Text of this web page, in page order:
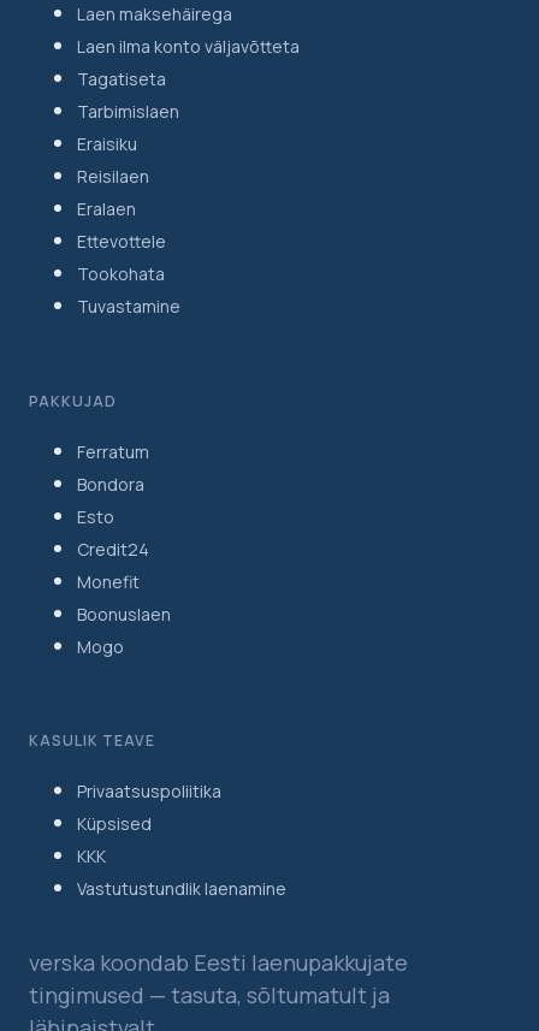
Laen maksehäirega
Laen ilma konto väljavõtteta
Tagatiseta
Tarbimislaen
Eraisiku
Reisilaen
Eralaen
Ettevottele
Tookohata
Tuvastamine
PAKKUJAD
Ferratum
Bondora
Esto
Credit24
Monefit
Boonuslaen
Mogo
KASULIK TEAVE
Privaatsuspoliitika
Küpsised
KKK
Vastutustundlik laenamine
verska koondab Eesti laenupakkujate
tingimused — tasuta, sõltumatult ja